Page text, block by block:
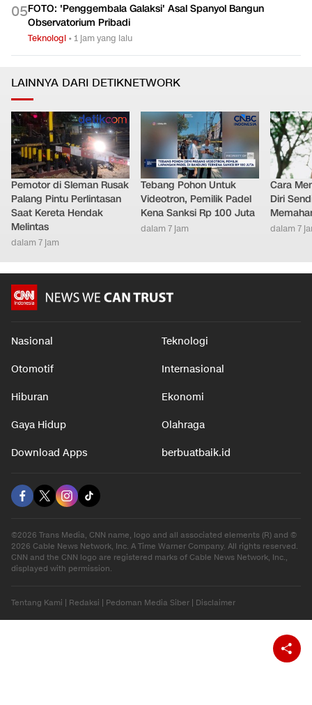
05FOTO: 'Penggembala Galaksi' Asal Spanyol Bangun
Observatorium Pribadi
Teknologi •1 jam yang lalu
LAINNYA DARI DETIKNETWORK
Pemotor di Sleman Rusak
Palang Pintu Perlintasan
Saat Kereta Hendak
Melintas
dalam 7 jam
Tebang Pohon Untuk
Videotron, Pemilik Padel
Kena Sanksi Rp 100 Juta
dalam 7 jam
Cara
Diri
dalam 7
Nasional Teknologi
Otomotif Internasional
Hiburan Ekonomi
Gaya Hidup Olahraga
Download Apps berbuatbaik.id
©2026 Trans Media, CNN name, logo and all associated elements (R) and ©
2026 Cable News Network, Inc. A Time Warner Company. All rights reserved.
CNN and the CNN logo are registered marks of Cable News Network, Inc.,
displayed with permission.
Tentang Kami | Redaksi | Pedoman Media Siber | Disclaimer